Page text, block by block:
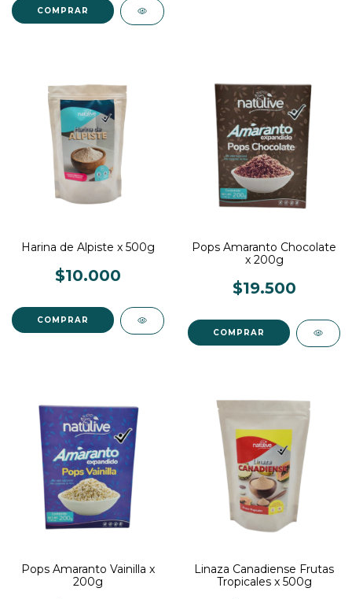
Harina de Alpiste x 500g
$10.000
Pops Amaranto Chocolate
x 200g
$19.500
Pops Amaranto Vainilla x
200g
Linaza Canadiense Frutas
Tropicales x 500g